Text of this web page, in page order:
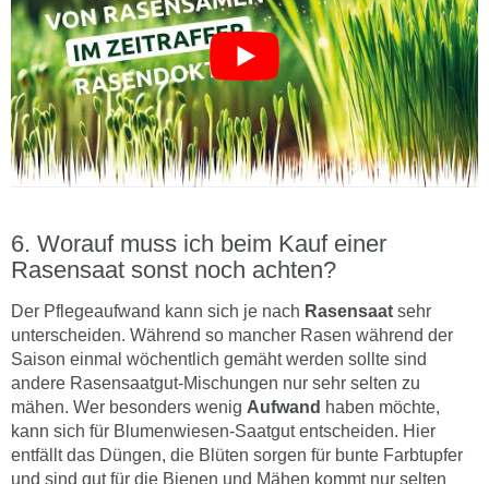
Worauf muss ich beim Kauf einer
Rasensaat sonst noch achten?
Der Pflegeaufwand kann sich je nach Rasensaat sehr
unterscheiden. Während so mancher Rasen während der
Saison einmal wöchentlich gemäht werden sollte sind
andere Rasensaatgut-Mischungen nur sehr selten zu
mähen. Wer besonders wenig Aufwand haben möchte,
kann sich für Blumenwiesen-Saatgut entscheiden. Hier
entfällt das Düngen, die Blüten sorgen für bunte Farbtupfer
und sind gut für die Bienen und Mähen kommt nur selten